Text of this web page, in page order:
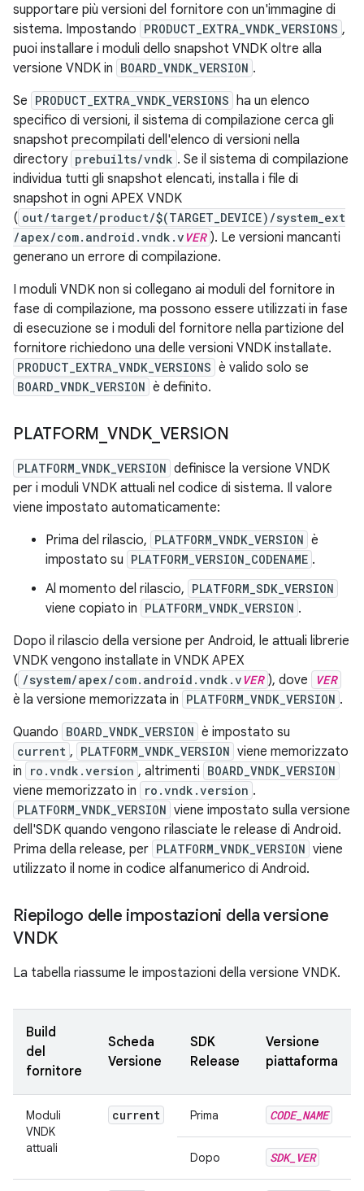
supportare più versioni del fornitore con un'immagine di
sistema. Impostando PRODUCT_EXTRA_VNDK_VERSIONS ,
puoi installare i moduli dello snapshot VNDK oltre alla
versione VNDK in BOARD_VNDK_VERSION .
Se PRODUCT_EXTRA_VNDK_VERSIONS ha un elenco
specifico di versioni, il sistema di compilazione cerca gli
snapshot precompilati dell'elenco di versioni nella
directory prebuilts/vndk . Se il sistema di compilazione
individua tutti gli snapshot elencati, installa i file di
snapshot in ogni APEX VNDK
( out/target/product/$(TARGET_DEVICE)/system_ext
/apex/com.android.vndk.v VER ). Le versioni mancanti
generano un errore di compilazione.
I moduli VNDK non si collegano ai moduli del fornitore in
fase di compilazione, ma possono essere utilizzati in fase
di esecuzione se i moduli del fornitore nella partizione del
fornitore richiedono una delle versioni VNDK installate.
PRODUCT_EXTRA_VNDK_VERSIONS è valido solo se
BOARD_VNDK_VERSION è definito.
PLATFORM VNDK_ VERSION
PLATFORM_VNDK_VERSION definisce la versione VNDK
per i moduli VNDK attuali nel codice di sistema. Il valore
viene impostato automaticamente:
Prima del rilascio, PLATFORM_VNDK_VERSION è
impostato su PLATFORM_VERSION_CODENAME .
Al momento del rilascio, PLATFORM_SDK_VERSION
viene copiato in PLATFORM_VNDK_VERSION .
Dopo il rilascio della versione per Android, le attuali librerie
VNDK vengono installate in VNDK APEX
( /system/apex/com.android.vndk.v VER ), dove VER
è la versione memorizzata in PLATFORM_VNDK_VERSION .
Quando BOARD_VNDK_VERSION è impostato su
current , PLATFORM_VNDK_VERSION viene memorizzato
in
ro.vndk.version , altrimenti BOARD_VNDK_VERSION
viene memorizzato in ro.vndk.version .
PLATFORM_VNDK_VERSION viene impostato sulla versione
dell'SDK quando vengono rilasciate le release di Android.
Prima della release, per PLATFORM_VNDK_VERSION viene
utilizzato il nome in codice alfanumerico di Android.
Riepilogo delle impostazioni della versione
VNDK
La tabella riassume le impostazioni della versione VNDK.
Build
del
fornitore
Scheda
Versione
SDK
Release
Versione
piattaforma
Moduli
VNDK
attuali
current Prima CODE_ NAME
Dopo SDK_ VER